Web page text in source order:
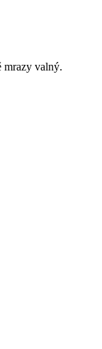
mrazy valný.